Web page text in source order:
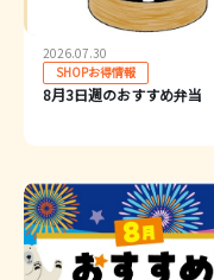
2026.07.30
SHOPお得情報
8月3日週のおすすめ弁当